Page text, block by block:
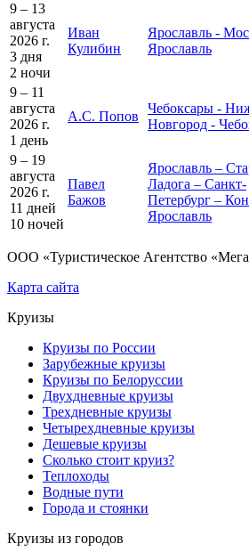
9 – 13
августа
2026 г.
3 дня
2 ночи
Иван
Кулибин
Ярославль -
Ярославль
9 – 11
августа
2026 г.
1 день
А.С. Попов
Чебоксары -
Новгород -
9 – 19
августа
2026 г.
11 дней
10 ночей
Павел
Бажов
Ярославль –
Ладога – Санкт-
Петербург –
Ярославль
ООО «Туристическое Агентство
Карта сайта
Круизы
Круизы по России
Зарубежные круизы
Круизы по Белоруссии
Двухдневные круизы
Трехдневные круизы
Четырехдневные круизы
Дешевые круизы
Сколько стоит круиз?
Теплоходы
Водные пути
Города и стоянки
Круизы из городов